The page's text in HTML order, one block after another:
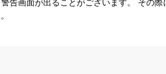
告画面が出ることがございます。 その